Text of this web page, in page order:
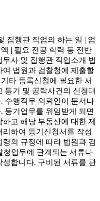
집행관 직업의 하는 일 | 업
| 필요 전공 학력 등 전반
사 및 집행관 직업소개 법
법원과 검찰청에 제출할
타 등록신청에 필요한 서
등기 및 공탁사건의 신청대
수행직무 의뢰인이 문서나
등기업무를 위임받게 되면
고 해당 부동산에 대한 제
하여 등기신청서를 작성
의 규정에 따라 법원과 검
청업무에 관계되는 서류나
합니다. 구비된 서류를 관